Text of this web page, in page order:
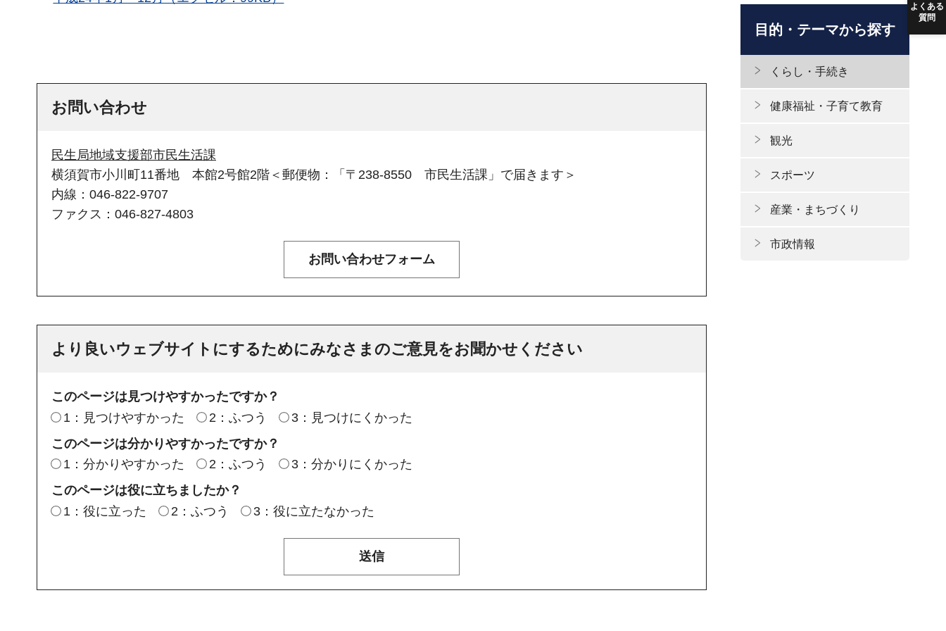
よくある
質問
お問い合わせ
民生局地域支援部市民生活課
横須賀市小川町11番地 本館2号館2階＜郵便物：「〒238-8550 市民生活課」で届きます＞
内線：046-822-9707
ファクス：046-827-4803
より良いウェブサイトにするためにみなさまのご意見をお聞かせください
このページは見つけやすかったですか？
1：見つけやすかった
2：ふつう
3：見つけにくかった
このページは分かりやすかったですか？
1：分かりやすかった
2：ふつう
3：分かりにくかった
このページは役に立ちましたか？
1：役に立った
2：ふつう 3：役に立たなかった
目的・テーマから探す
くらし・手続き
健康福祉・子育て教育
観光
スポーツ
産業・まちづくり
市政情報